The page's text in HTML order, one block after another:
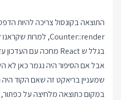
התוצאה בקונסול צריכה להיות
אבל אם הסיפור היה נגמר כאן לא
במקום כתוצאה מלחיצה על כפתור,